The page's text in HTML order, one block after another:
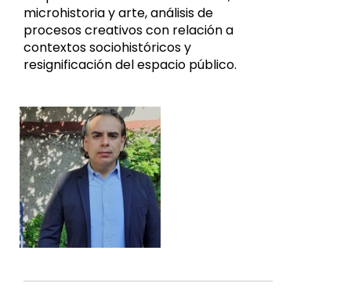
microhistoria y arte, análisis de
procesos creativos con relación a
contextos sociohistóricos y
resignificación del espacio público.